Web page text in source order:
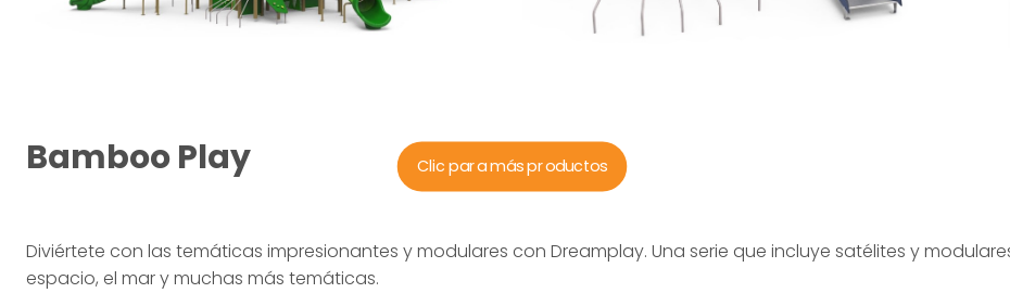
Bamboo Play Clic para más productos
Diviértete con las temáticas impresionantes y modulares con Dreamplay. Una serie que incluye satélites y
espacio, el mar y muchas más temáticas.